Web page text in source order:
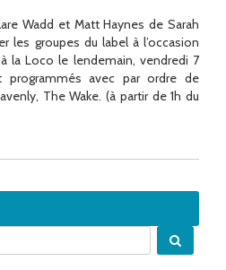
Wadd et Matt Haynes de Sarah
les groupes du label à l’occasion
la Loco le lendemain, vendredi 7
programmés avec par ordre de
The Wake. (à partir de 1h du